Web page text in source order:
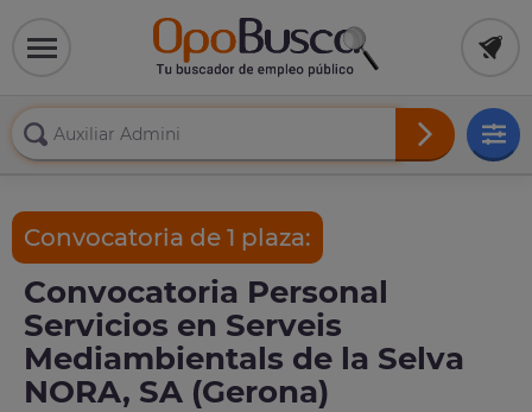
Convocatoria de 1 plaza:
Convocatoria Personal
Servicios en Serveis
Mediambientals de la Selva
NORA, SA (Gerona)